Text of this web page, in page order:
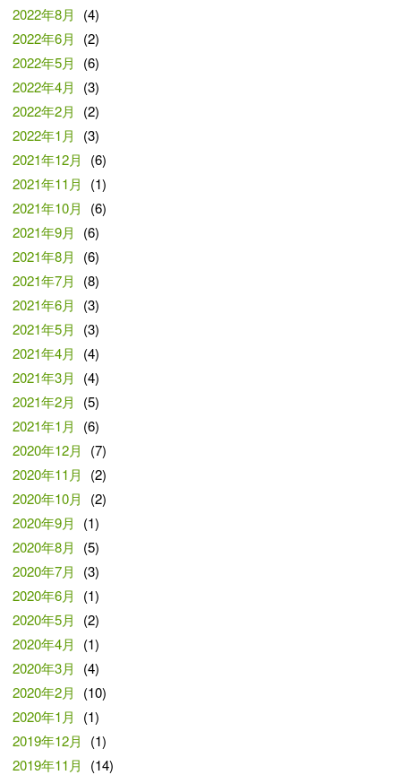
2022年8月
(4)
2022年6月
(2)
2022年5月
(6)
2022年4月
(3)
2022年2月
(2)
2022年1月
(3)
2021年12月
(6)
2021年11月
(1)
2021年10月
(6)
2021年9月
(6)
2021年8月
(6)
2021年7月
(8)
2021年6月
(3)
2021年5月
(3)
2021年4月
(4)
2021年3月
(4)
2021年2月
(5)
2021年1月
(6)
2020年12月
(7)
2020年11月
(2)
2020年10月
(2)
2020年9月
(1)
2020年8月
(5)
2020年7月
(3)
2020年6月
(1)
2020年5月
(2)
2020年4月
(1)
2020年3月
(4)
2020年2月
(10)
2020年1月
(1)
2019年12月
(1)
2019年11月
(14)